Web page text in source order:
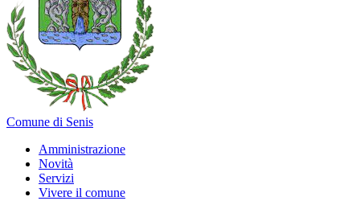
Comune di Senis
Amministrazione
Novità
Servizi
Vivere il comune